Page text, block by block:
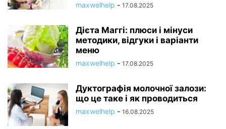
maxwelhelp - 17.08.2025
Дієта Маггі: плюси і мінуси
методики, відгуки і варіанти
меню
maxwelhelp - 17.08.2025
Дуктографія молочної залози:
що це таке і як проводиться
maxwelhelp - 16.08.2025